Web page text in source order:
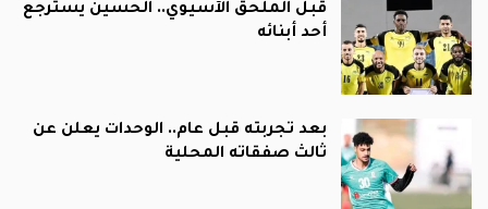
قبل الملحق الآسيوي.. الحسين يسترجع
أحد أبنائه
بعد تجربته قبل عام.. الوحدات يعلن عن
ثالث صفقاته المحلية